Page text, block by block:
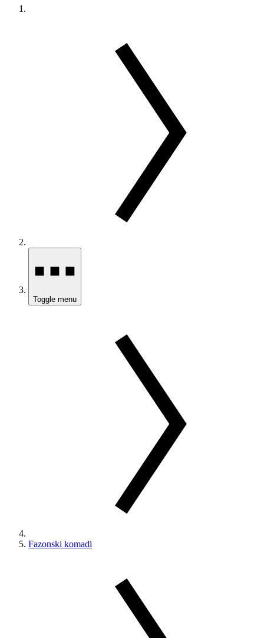
Toggle menu
Fazonski komadi